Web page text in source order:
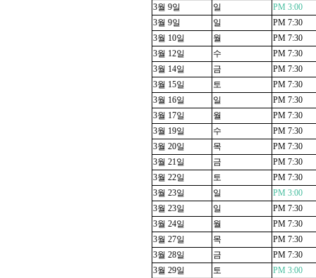
3월 9일 일
PM 3:00
3월 9일 일
PM 7:30
3월 10일 월
PM 7:30
3월 12일 수
PM 7:30
3월 14일 금
PM 7:30
3월 15일 토
PM 7:30
3월 16일 일
PM 7:30
3월 17일 월
PM 7:30
3월 19일 수
PM 7:30
3월 20일 목
PM 7:30
3월 21일 금
PM 7:30
3월 22일 토
PM 7:30
3월 23일 일
PM 3:00
3월 23일 일
PM 7:30
3월 24일 월
PM 7:30
3월 27일 목
PM 7:30
3월 28일 금
PM 7:30
3월 29일 토
PM 3:00